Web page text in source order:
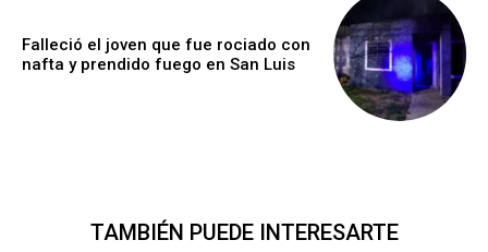
Falleció el joven que fue rociado con
nafta y prendido fuego en San Luis
TAMBIÉN PUEDE INTERESARTE